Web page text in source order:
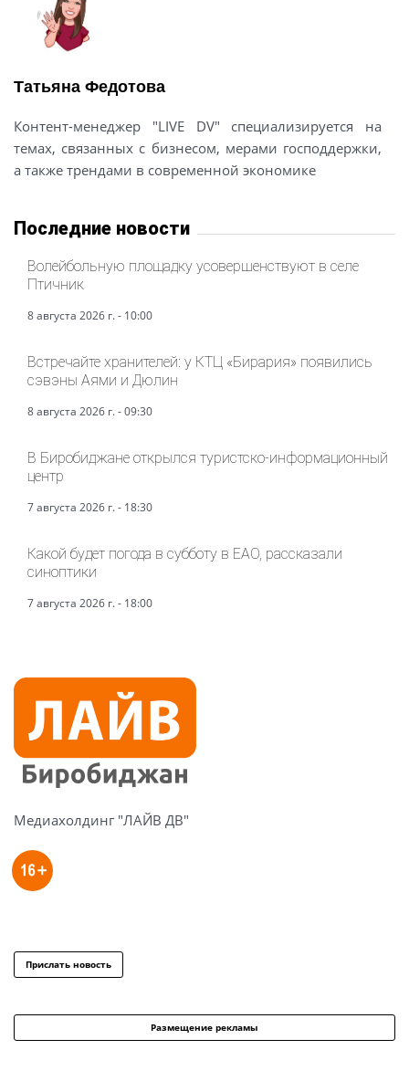
Татьяна Федотова
Контент-менеджер "LIVE DV" специализируется на
темах, связанных с бизнесом, мерами господдержки,
а также трендами в современной экономике
Последние новости
Волейбольную площадку усовершенствуют в селе
Птичник
8 августа 2026 г. - 10:00
Встречайте хранителей: у КТЦ «Бирария» появились
сэвэны Аями и Дюлин
8 августа 2026 г. - 09:30
В Биробиджане открылся туристско-информационный
центр
7 августа 2026 г. - 18:30
Какой будет погода в субботу в ЕАО, рассказали
синоптики
7 августа 2026 г. - 18:00
Медиахолдинг "ЛАЙВ ДВ"
Прислать новость
Размещение рекламы